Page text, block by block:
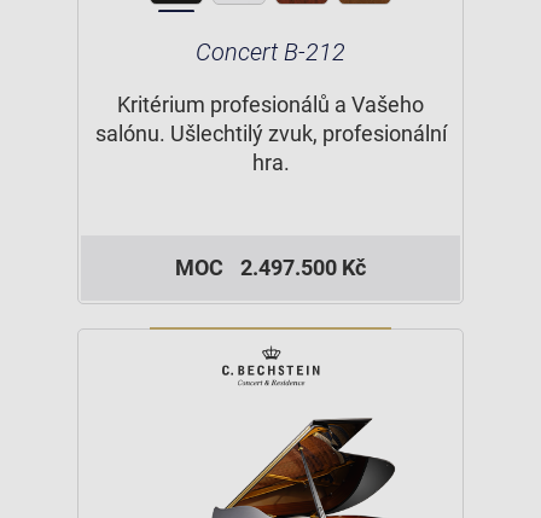
Concert B-212
Kritérium profesionálů a Vašeho
salónu. Ušlechtilý zvuk, profesionální
hra.
MOC 2.497.500 Kč